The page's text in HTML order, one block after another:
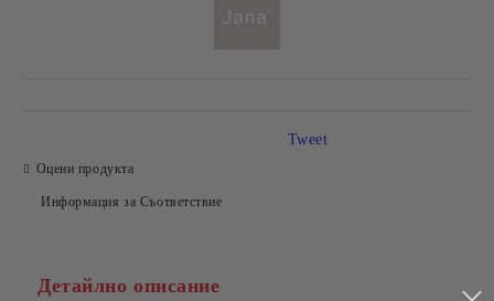
Оцени продукта
Информация за Съответствие
Tweet
Детайлно описание